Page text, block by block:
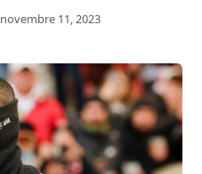
novembre 11, 2023